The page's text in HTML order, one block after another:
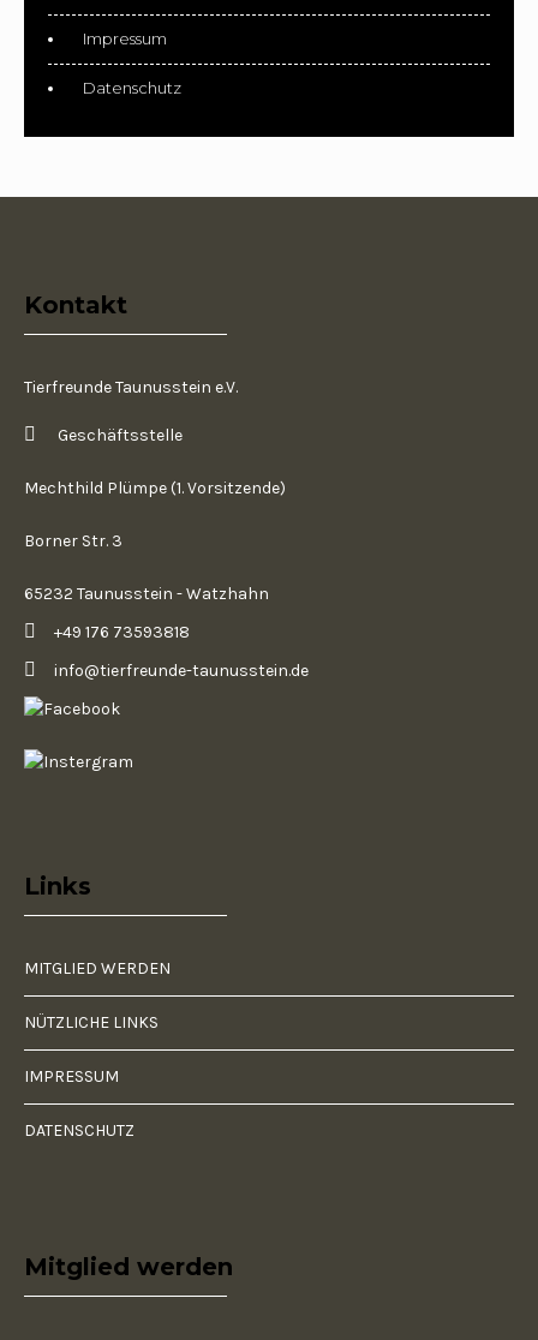
Impressum
Datenschutz
Kontakt
Tierfreunde Taunusstein e.V.
Geschäftsstelle
Mechthild Plümpe (1. Vorsitzende)
Borner Str. 3
65232 Taunusstein - Watzhahn
+49 176 73593818
info@tierfreunde-taunusstein.de
Links
MITGLIED WERDEN
NÜTZLICHE LINKS
IMPRESSUM
DATENSCHUTZ
Mitglied werden